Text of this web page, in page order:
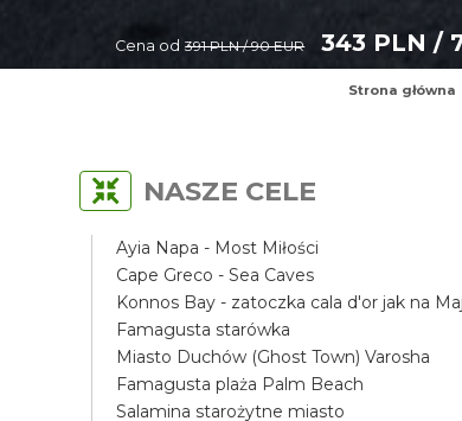
Cena od 391 PLN / 90 EUR 343 PLN /
Strona główna
NASZE CELE
Ayia Napa - Most Miłości
Cape Greco - Sea Caves
Konnos Bay - zatoczka cala d'or jak na
Famagusta starówka
Miasto Duchów (Ghost Town) Varosha
Famagusta plaża Palm Beach
Salamina starożytne miasto